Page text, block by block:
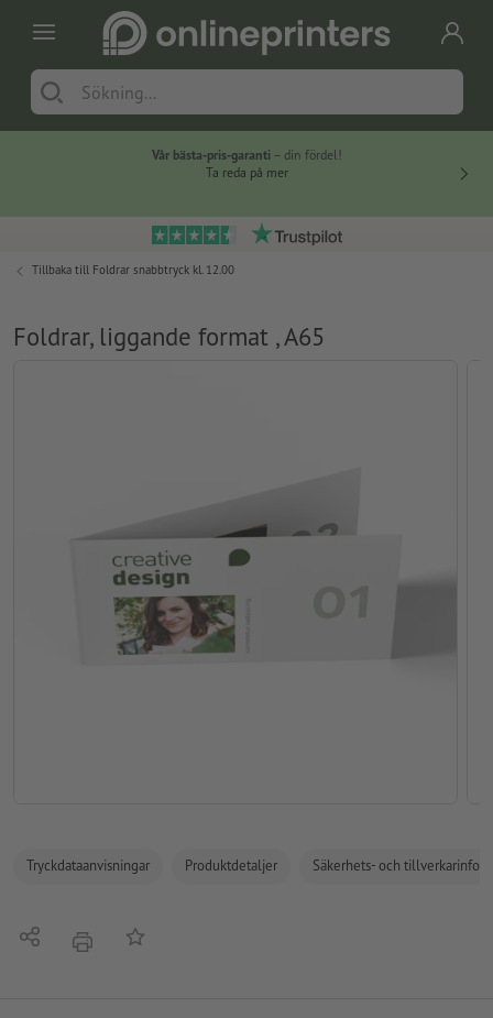
Vår bästa-pris-garanti – din fördel!
Ta reda på mer
Tillbaka till Foldrar snabbtryck kl. 12.00
Foldrar, liggande format , A65
Tryckdataanvisningar Produktdetaljer Säkerhets- och
Dela erbjudandePå anteckningslistan